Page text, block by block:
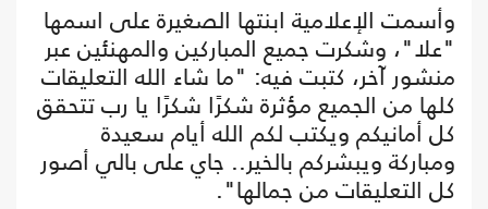
وأسمت الإعلامية ابنتها الصغيرة على اسمها
"علا"، وشكرت جميع المباركين والمهنئين عبر
منشور آخر، كتبت فيه: "ما شاء الله التعليقات
كلها من الجميع مؤثرة شكرًا شكرًا يا رب تتحقق
كل أمانيكم ويكتب لكم الله أيام سعيدة
ومباركة ويبشركم بالخير.. جاي على بالي أصور
كل التعليقات من جمالها".